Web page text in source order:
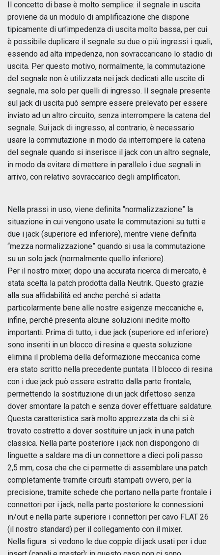
Il concetto di base è molto semplice: il segnale in uscita
proviene da un modulo di amplificazione che dispone
tipicamente di un’impedenza di uscita molto bassa, per cui
è possibile duplicare il segnale su due o più ingressi i quali,
essendo ad alta impedenza, non sovraccaricano lo stadio di
uscita. Per questo motivo, normalmente, la commutazione
del segnale non è utilizzata nei jack dedicati alle uscite di
segnale, ma solo per quelli di ingresso. Il segnale presente
sul jack di uscita può sempre essere prelevato per essere
inviato ad un altro circuito, senza interrompere la catena del
segnale. Sui jack di ingresso, al contrario, è necessario
usare la commutazione in modo da interrompere la catena
del segnale quando si inserisce il jack con un altro segnale,
in modo da evitare di mettere in parallelo i due segnali in
arrivo, con relativo sovraccarico degli amplificatori.
Nella prassi in uso, viene definita “normalizzazione” la
situazione in cui vengono usate le commutazioni su tutti e
due i jack (superiore ed inferiore), mentre viene definita
“mezza normalizzazione” quando si usa la commutazione
su un solo jack (normalmente quello inferiore).
Per il nostro mixer, dopo una accurata ricerca di mercato, è
stata scelta la patch prodotta dalla Neutrik. Questo grazie
alla sua affidabilità ed anche perché si adatta
particolarmente bene alle nostre esigenze meccaniche e,
infine, perché presenta alcune soluzioni inedite molto
importanti. Prima di tutto, i due jack (superiore ed inferiore)
sono inseriti in un blocco di resina e questa soluzione
elimina il problema della deformazione meccanica come
era stato scritto nella precedente puntata. Il blocco di resina
con i due jack può essere estratto dalla parte frontale,
permettendo la sostituzione di un jack difettoso senza
dover smontare la patch e senza dover effettuare saldature.
Questa caratteristica sarà molto apprezzata da chi si è
trovato costretto a dover sostituire un jack in una patch
classica. Nella parte posteriore i jack non dispongono di
linguette a saldare ma di un connettore a dieci poli passo
2,5 mm, cosa che che ci permette di assemblare una patch
completamente tramite circuiti stampati ovvero, per la
precisione, tramite schede che portano nella parte frontale i
connettori per i jack, nella parte posteriore le connessioni
in/out e nella parte superiore i connettori per cavo FLAT 26
(il nostro standard) per il collegamento con il mixer.
Nella figura si vedono le due coppie di jack usati per i due